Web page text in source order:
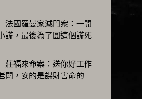
法國羅曼家滅門案：一開
謊，最後為了圓這個謊死
莊福來命案：送你好工作
闆，安的是謀財害命的